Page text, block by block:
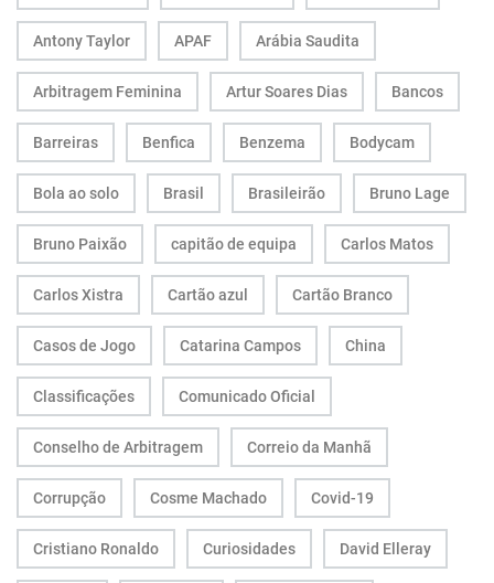
Antony Taylor APAF Arábia Saudita
Arbitragem Feminina Artur Soares Dias Bancos
Barreiras Benfica Benzema Bodycam
Bola ao solo Brasil Brasileirão Bruno Lage
Bruno Paixão capitão de equipa Carlos Matos
Carlos Xistra Cartão azul Cartão Branco
Casos de Jogo Catarina Campos China
Classificações Comunicado Oficial
Conselho de Arbitragem Correio da Manhã
Corrupção Cosme Machado Covid-19
Cristiano Ronaldo Curiosidades David Elleray